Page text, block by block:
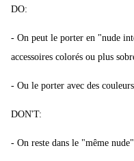
DO:
- On peut le porter en "nude
accessoires colorés ou plus
- Ou le porter avec des
DON'T:
- On reste dans le "même